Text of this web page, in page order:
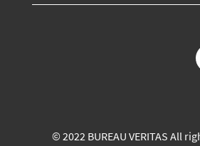
O
e
n
© 2022 BUREAU VERITAS All